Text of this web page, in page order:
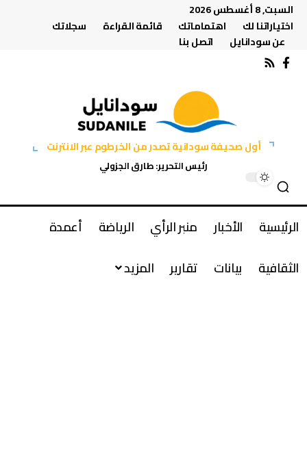
السبت, 8 أغسطس 2026
اختياراتنا لك
اهتماماتك قائمة القراءة
سجلاتك
عن سودانايل
اتصل بنا
أول صحيفة سودانية تصدر من الخرطوم عبر الانترنت
رئيس التحرير: طارق الجزولي
الرئيسية الأخبار منبر الرأي الرياضة
أعمدة
الثقافية
بيانات تقارير المزيد